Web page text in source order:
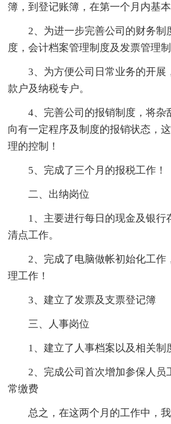
簿，到登记账簿，在第一个月内基
2、为进一步完善公司的财务制
度，会计档案管理制度及发票管理制
3、为方便公司日常业务的开展
款户及纳税专户。
4、完善公司的报销制度，将杂
向有一定程序及制度的报销状态，
理的控制！
5、完成了三个月的报税工作！
二、出纳岗位
1、主要进行每日的现金及银行
清点工作。
2、完成了电脑做帐初始化工作
理工作！
3、建立了发票及支票登记簿
三、人事岗位
1、建立了人事档案以及相关制
2、完成公司首次增加参保人员
常缴费
总之，在这两个月的工作中，